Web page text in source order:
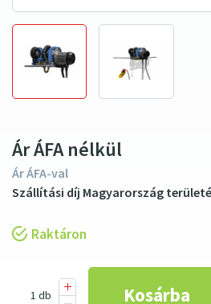
Raktáron
Ár ÁFA nélkül
Ár ÁFA-val